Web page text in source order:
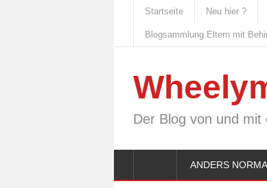
Startseite Neu hier ?
Blogsammlung Eltern mit
Der Blog von und
ANDERS